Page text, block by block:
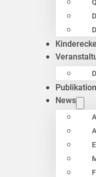
Kinderecke
News